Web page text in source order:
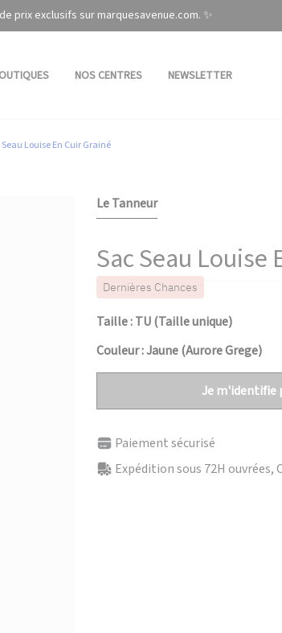
prix exclusifs sur marquesavenue.com. ✨
NOS CENTRES NEWSLETTER
Seau Louise En Cuir Grainé
Le Tanneur
Sac Seau Louise
Dernières Chances
Taille : TU (Taille unique)
Couleur : Jaune (Aurore Grege)
Je m'identifie
Paiement sécurisé
Expédition sous 72H ouvrées,